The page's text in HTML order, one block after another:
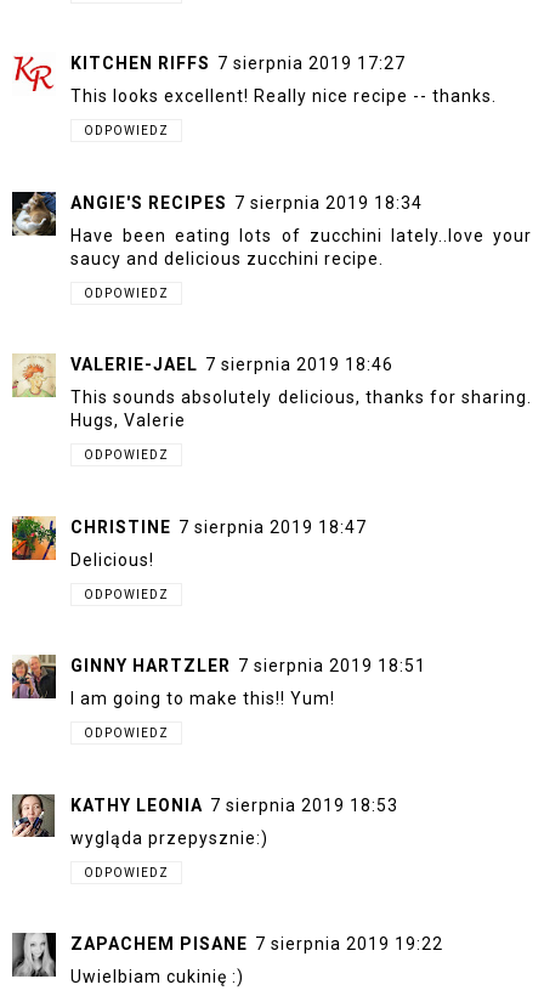
KITCHEN RIFFS 7 sierpnia 2019 17:27
This looks excellent! Really nice recipe -- thanks.
ODPOWIEDZ
ANGIE'S RECIPES 7 sierpnia 2019 18:34
Have been eating lots of zucchini lately..love your
saucy and delicious zucchini recipe.
ODPOWIEDZ
VALERIE-JAEL 7 sierpnia 2019 18:46
This sounds absolutely delicious, thanks for sharing.
Hugs, Valerie
ODPOWIEDZ
CHRISTINE 7 sierpnia 2019 18:47
Delicious!
ODPOWIEDZ
GINNY HARTZLER 7 sierpnia 2019 18:51
I am going to make this!! Yum!
ODPOWIEDZ
KATHY LEONIA 7 sierpnia 2019 18:53
wygląda przepysznie:)
ODPOWIEDZ
ZAPACHEM PISANE 7 sierpnia 2019 19:22
Uwielbiam cukinię :)